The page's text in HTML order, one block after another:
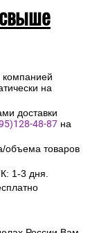
компанией
на
доставки
48-87 на
объема товаров
1-3 дня.